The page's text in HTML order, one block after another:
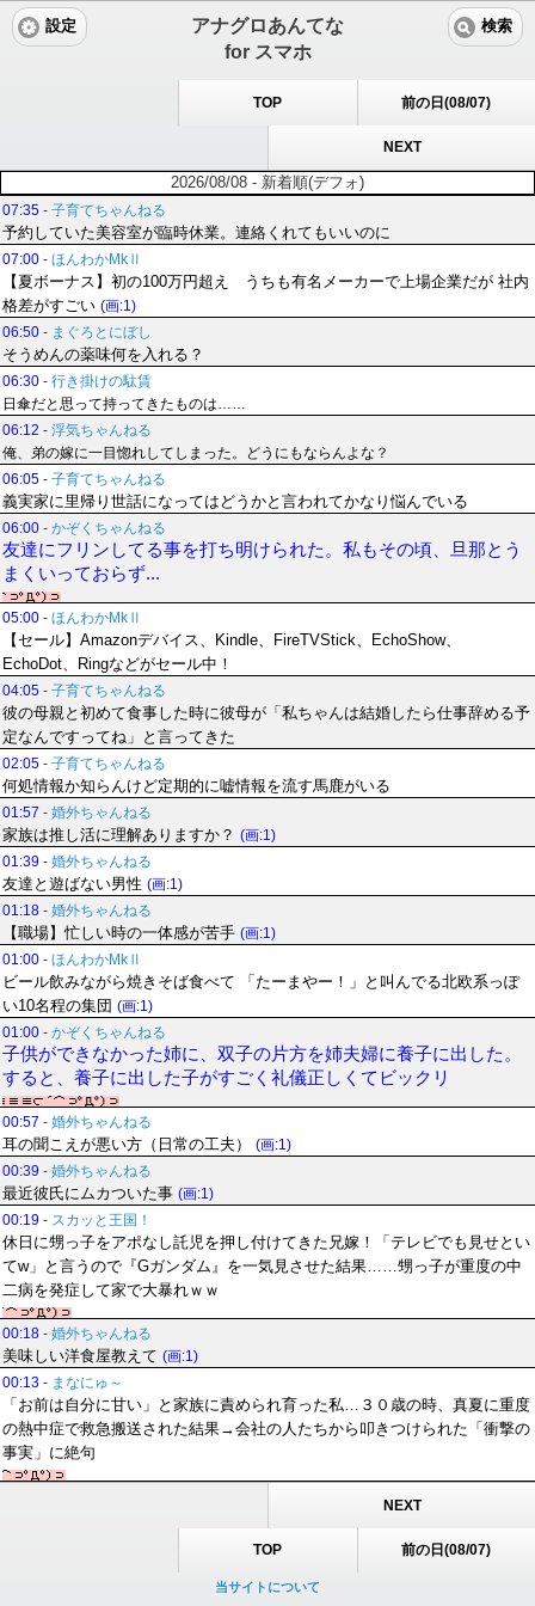
アナグロあんてな
for スマホ
設定 検索
TOP 前の日(08/07)
NEXT
2026/08/08 - 新着順(デフォ)
07:35 - 子育てちゃんねる
予約していた美容室が臨時休業。連絡くれてもいいのに
07:00 - ほんわかMkⅡ
【夏ボーナス】初の100万円超え うちも有名メーカーで上場企業だが 社内
格差がすごい (画:1)
06:50 - まぐろとにぼし
そうめんの薬味何を入れる？
06:30 - 行き掛けの駄賃
日傘だと思って持ってきたものは……
06:12 - 浮気ちゃんねる
俺、弟の嫁に一目惚れしてしまった。どうにもならんよな？
06:05 - 子育てちゃんねる
義実家に里帰り世話になってはどうかと言われてかなり悩んでいる
06:00 - かぞくちゃんねる
友達にフリンしてる事を打ち明けられた。私もその頃、旦那とう
まくいっておらず...
05:00 - ほんわかMkⅡ
【セール】Amazonデバイス、Kindle、FireTVStick、EchoShow、
EchoDot、Ringなどがセール中！
04:05 - 子育てちゃんねる
彼の母親と初めて食事した時に彼母が「私ちゃんは結婚したら仕事辞める予
定なんですってね」と言ってきた
02:05 - 子育てちゃんねる
何処情報か知らんけど定期的に嘘情報を流す馬鹿がいる
01:57 - 婚外ちゃんねる
家族は推し活に理解ありますか？ (画:1)
01:39 - 婚外ちゃんねる
友達と遊ばない男性 (画:1)
01:18 - 婚外ちゃんねる
【職場】忙しい時の一体感が苦手 (画:1)
01:00 - ほんわかMkⅡ
ビール飲みながら焼きそば食べて 「たーまやー！」と叫んでる北欧系っぽ
い10名程の集団 (画:1)
01:00 - かぞくちゃんねる
子供ができなかった姉に、双子の片方を姉夫婦に養子に出した。
すると、養子に出した子がすごく礼儀正しくてビックリ
00:57 - 婚外ちゃんねる
耳の聞こえが悪い方（日常の工夫）
(画:1)
00:39 - 婚外ちゃんねる
最近彼氏にムカついた事 (画:1)
00:19 - スカッと王国！
休日に甥っ子をアポなし託児を押し付けてきた兄嫁！「テレビでも見せとい
てw」と言うので『Gガンダム』を一気見させた結果……甥っ子が重度の中
二病を発症して家で大暴れｗｗ
00:18 - 婚外ちゃんねる
美味しい洋食屋教えて (画:1)
00:13 - まなにゅ～
「お前は自分に甘い」と家族に責められ育った私…３０歳の時、真夏に重度
の熱中症で救急搬送された結果→会社の人たちから叩きつけられた「衝撃の
事実」に絶句
NEXT
TOP 前の日(08/07)
当サイトについて